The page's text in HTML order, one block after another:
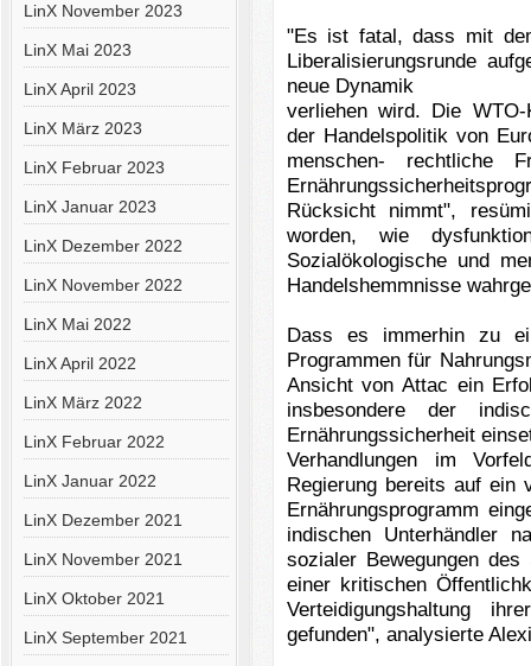
LinX November 2023
LinX Mai 2023
LinX April 2023
LinX März 2023
LinX Februar 2023
LinX Januar 2023
LinX Dezember 2022
LinX November 2022
LinX Mai 2022
LinX April 2022
LinX März 2022
LinX Februar 2022
LinX Januar 2022
LinX Dezember 2021
LinX November 2021
LinX Oktober 2021
LinX September 2021
"Es ist fatal, dass mit
Liberalisierungsrunde
neue Dynamik
verliehen wird. Die
der Handelspolitik von
menschen- rechtliche
Rücksicht nimmt",
worden, wie
Sozialökologische und
Handelshemmnisse
Dass es immerhin zu
Programmen für
Ansicht von Attac ein
insbesondere der
Ernährungssicherheit
Verhandlungen im
Regierung bereits auf ein
Ernährungsprogramm
indischen Unterhändler
sozialer Bewegungen des
einer kritischen
Verteidigungshaltung
gefunden", analysierte